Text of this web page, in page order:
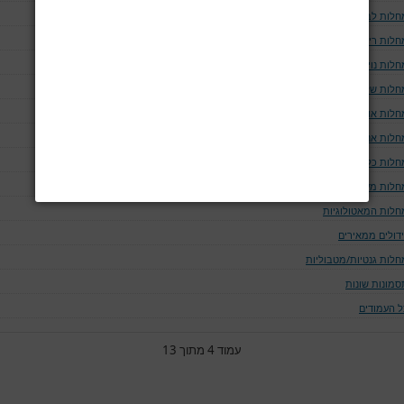
לב וכלי דם
ריאה ודרכי האויר
נוירולוגיות
שלד
אוטו-אימוניות
אנדוקריניות
כליה ומערכת השתן
מערכת העיכול
המאטולוגיות
ממאירים
גנטיות/מטבוליות
שונות
העמודים
עמוד 4 מתוך 13